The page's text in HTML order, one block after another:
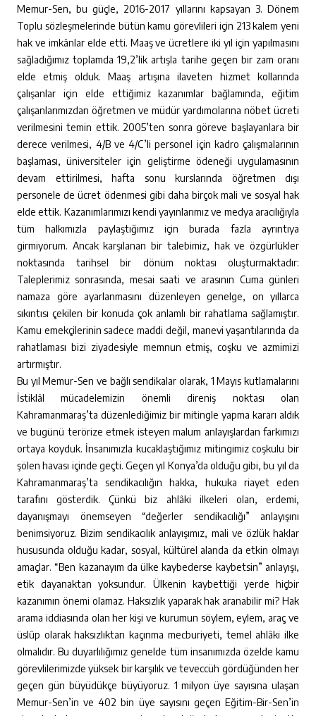
Memur-Sen, bu güçle, 2016-2017 yıllarını kapsayan 3. Dönem
Toplu sözleşmelerinde bütün kamu görevlileri için 213 kalem yeni
hak ve imkânlar elde etti. Maaş ve ücretlere iki yıl için yapılmasını
sağladığımız toplamda 19,2’lik artışla tarihe geçen bir zam oranı
elde etmiş olduk. Maaş artışına ilaveten hizmet kollarında
çalışanlar için elde ettiğimiz kazanımlar bağlamında, eğitim
çalışanlarımızdan öğretmen ve müdür yardımcılarına nöbet ücreti
verilmesini temin ettik. 2005’ten sonra göreve başlayanlara bir
derece verilmesi, 4/B ve 4/C’li personel için kadro çalışmalarının
başlaması, üniversiteler için geliştirme ödeneği uygulamasının
devam ettirilmesi, hafta sonu kurslarında öğretmen dışı
personele de ücret ödenmesi gibi daha birçok mali ve sosyal hak
elde ettik. Kazanımlarımızı kendi yayınlarımız ve medya aracılığıyla
tüm halkımızla paylaştığımız için burada fazla ayrıntıya
girmiyorum. Ancak karşılanan bir talebimiz, hak ve özgürlükler
noktasında tarihsel bir dönüm noktası oluşturmaktadır:
Taleplerimiz sonrasında, mesai saati ve arasının Cuma günleri
namaza göre ayarlanmasını düzenleyen genelge, on yıllarca
sıkıntısı çekilen bir konuda çok anlamlı bir rahatlama sağlamıştır.
Kamu emekçilerinin sadece maddi değil, manevi yaşantılarında da
rahatlaması bizi ziyadesiyle memnun etmiş, coşku ve azmimizi
artırmıştır.
Bu yıl Memur-Sen ve bağlı sendikalar olarak, 1 Mayıs kutlamalarını
İstiklâl mücadelemizin önemli direniş noktası olan
Kahramanmaraş’ta düzenlediğimiz bir mitingle yapma kararı aldık
ve bugünü terörize etmek isteyen malum anlayışlardan farkımızı
ortaya koyduk. İnsanımızla kucaklaştığımız mitingimiz coşkulu bir
şölen havası içinde geçti. Geçen yıl Konya’da olduğu gibi, bu yıl da
Kahramanmaraş’ta sendikacılığın hakka, hukuka riayet eden
tarafını gösterdik. Çünkü biz ahlâki ilkeleri olan, erdemi,
dayanışmayı önemseyen “değerler sendikacılığı” anlayışını
benimsiyoruz. Bizim sendikacılık anlayışımız, mali ve özlük haklar
hususunda olduğu kadar, sosyal, kültürel alanda da etkin olmayı
amaçlar. “Ben kazanayım da ülke kaybederse kaybetsin” anlayışı,
etik dayanaktan yoksundur. Ülkenin kaybettiği yerde hiçbir
kazanımın önemi olamaz. Haksızlık yaparak hak aranabilir mi? Hak
arama iddiasında olan her kişi ve kurumun söylem, eylem, araç ve
üslûp olarak haksızlıktan kaçınma mecburiyeti, temel ahlâki ilke
olmalıdır. Bu duyarlılığımız genelde tüm insanımızda özelde kamu
görevlilerimizde yüksek bir karşılık ve teveccüh gördüğünden her
geçen gün büyüdükçe büyüyoruz. 1 milyon üye sayısına ulaşan
Memur-Sen’in ve 402 bin üye sayısını geçen Eğitim-Bir-Sen’in